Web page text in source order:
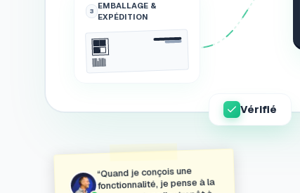
3
EMBALLAGE &
EXPÉDITION
Vérifié
“Quand je conçois une
fonctionnalité, je pense à la